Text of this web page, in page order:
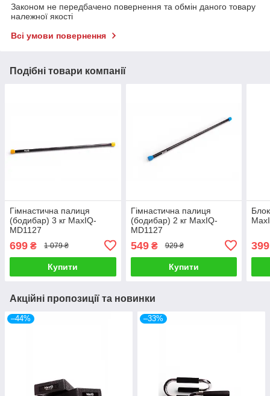
Законом не передбачено повернення та обмін даного товару
належної якості
Всі умови повернення
Подібні товари компанії
Гімнастична палиця
(бодибар) 3 кг MaxIQ-
MD1127
699 ₴ 1 079 ₴
Купити
Гімнастична палиця
(бодибар) 2 кг MaxIQ-
MD1127
549₴ 929 ₴
Купити
399
Акційні пропозиції та новинки
–44% –33%